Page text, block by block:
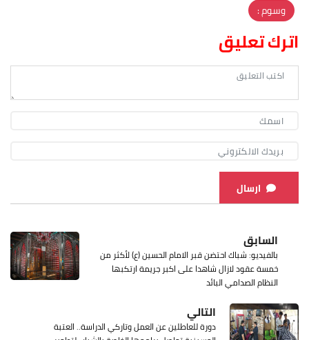
وسوم :
اترك تعليق
ارسال
السابق
بالفيديو: شباك احتضن قبر الامام الحسين (ع) لأكثر من
خمسة عقود لازال شاهدا على اكبر جريمة ارتكبها
النظام الصدامي البائد
التالي
دورة للعاطلين عن العمل وتاركي الدراسة.. العتبة